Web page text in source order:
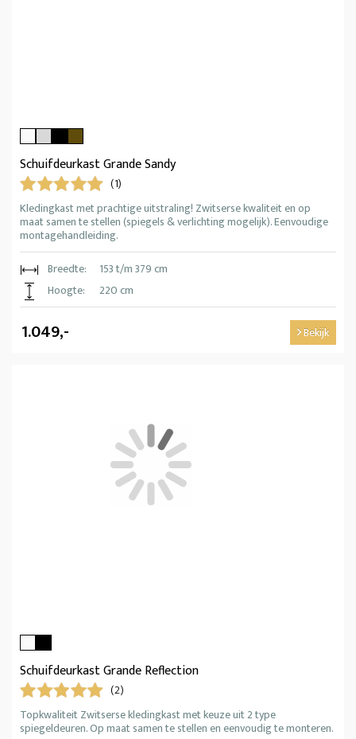
Schuifdeurkast Grande Sandy
(1)
Kledingkast met prachtige uitstraling! Zwitserse kwaliteit en op
maat samen te stellen (spiegels & verlichting mogelijk). Eenvoudige
montagehandleiding.
Breedte:
153 t/m 379 cm
Hoogte:
220 cm
1.049,- Bekijk
Schuifdeurkast Grande Reflection
(2)
Topkwaliteit Zwitserse kledingkast met keuze uit 2 type
spiegeldeuren. Op maat samen te stellen en eenvoudig te monteren.